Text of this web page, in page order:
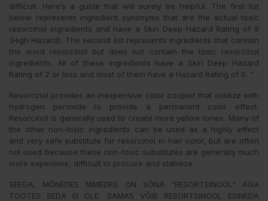
difficult. Here’s a guide that will surely be helpful. The first list
below represents ingredient synonyms that are the actual toxic
resorcinol ingredients and have a Skin Deep Hazard Rating of 9
(High Hazard). The second list represents ingredients that contain
the word resorcinol but does not contain the toxic resorcinol
ingredients. All of these ingredients have a Skin Deep Hazard
Rating of 2 or less and most of them have a Hazard Rating of 0. "
Resorcinol provides an inexpensive color coupler that oxidize with
hydrogen peroxide to provide a permanent color effect.
Resorcinol is generally used to create more yellow tones. Many of
the other non-toxic ingredients can be used as a highly effect
and very safe substitute for resorcinol in hair color, but are often
not used because these non-toxic substitutes are generally much
more expensive, difficult to procure and stabilize.
SEEGA, MÕNEDES NIMEDES ON SÕNA "RESORTSINOOL" AGA
TOOTES SEDA EI OLE. SAMAS VÕIB RESORTSINOOL ESINEDA